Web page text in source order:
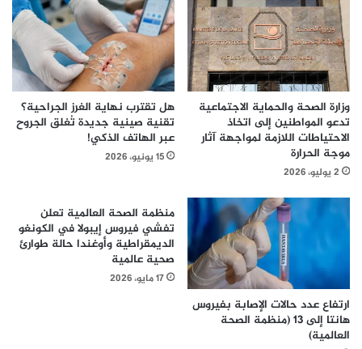
وزارة الصحة والحماية الاجتماعية
تدعو المواطنين إلى اتخاذ
الاحتياطات اللازمة لمواجهة آثار
موجة الحرارة
2 يوليو، 2026
هل تقترب نهاية الغرز الجراحية؟
تقنية صينية جديدة تُغلق الجروح
عبر الهاتف الذكي!
15 يونيو، 2026
ارتفاع عدد حالات الإصابة بفيروس
هانتا إلى 13 (منظمة الصحة
العالمية)
منظمة الصحة العالمية تعلن
تفشي فيروس إيبولا في الكونغو
الديمقراطية وأوغندا حالة طوارئ
صحية عالمية
17 مايو، 2026